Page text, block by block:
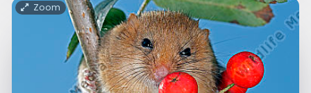
Zoom